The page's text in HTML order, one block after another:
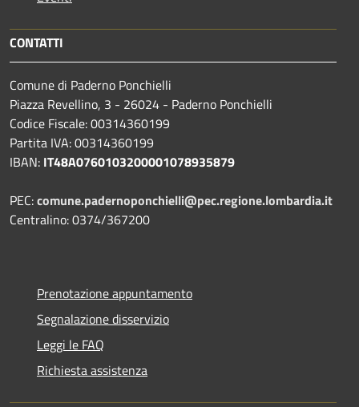
CONTATTI
Comune di Paderno Ponchielli
Piazza Revellino, 3 - 26024 - Paderno Ponchielli
Codice Fiscale: 00314360199
Partita IVA: 00314360199
IBAN: IT48A0760103200001078935879
PEC:comune.padernoponchielli@pec.regione.lombardia.it
Centralino: 0374/367200
Prenotazione appuntamento
Segnalazione disservizio
Leggi le FAQ
Richiesta assistenza